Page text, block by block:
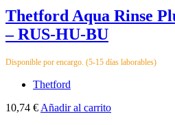
Thetford Aqua Rinse
– RUS-HU-BU
Disponible por encargo. (5-15 días laborables)
Thetford
10,74 € Añadir al carrito